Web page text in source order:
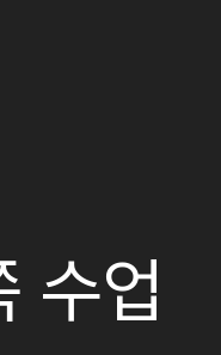
수업